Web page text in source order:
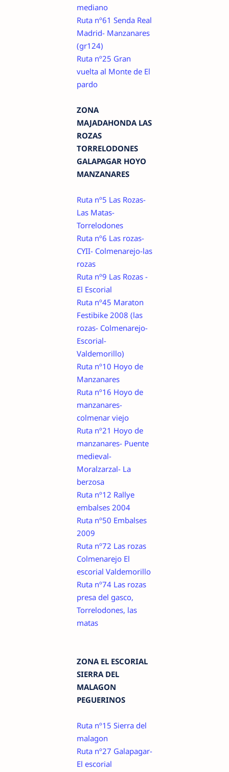
mediano
Ruta nº61 Senda Real
Madrid- Manzanares
(gr124)
Ruta nº25 Gran
vuelta al Monte de El
pardo
ZONA
MAJADAHONDA LAS
ROZAS
TORRELODONES
GALAPAGAR HOYO
MANZANARES
Ruta nº5 Las Rozas-
Las Matas-
Torrelodones
Ruta nº6 Las rozas-
CYII- Colmenarejo-las
rozas
Ruta nº9 Las Rozas -
El Escorial
Ruta nº45 Maraton
Festibike 2008 (las
rozas- Colmenarejo-
Escorial-
Valdemorillo)
Ruta nº10 Hoyo de
Manzanares
Ruta nº16 Hoyo de
manzanares-
colmenar viejo
Ruta nº21 Hoyo de
manzanares- Puente
medieval-
Moralzarzal- La
berzosa
Ruta nº12 Rallye
embalses 2004
Ruta nº50 Embalses
2009
Ruta nº72 Las rozas
Colmenarejo El
escorial Valdemorillo
Ruta nº74 Las rozas
presa del gasco,
Torrelodones, las
matas
ZONA EL ESCORIAL
SIERRA DEL
MALAGON
PEGUERINOS
Ruta nº15 Sierra del
malagon
Ruta nº27 Galapagar-
El escorial